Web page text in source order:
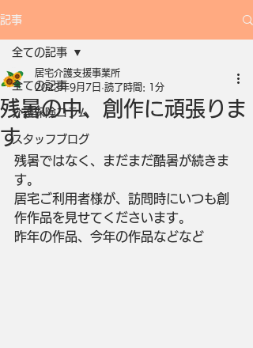
記事
全ての記事
介護保険コラム
スタッフブログ
全ての記事
残暑の中、創作に頑張りま
す
居宅介護支援事業所
2023年9月7日 読了時間: 1分
残暑ではなく、まだまだ酷暑が続きま
す。
居宅ご利用者様が、訪問時にいつも創
作作品を見せてくださいます。
昨年の作品、今年の作品などなど